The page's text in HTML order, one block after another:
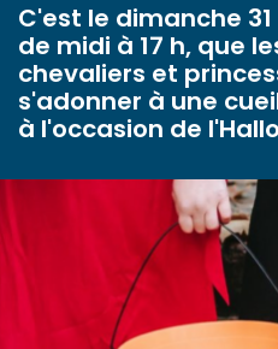
C'est le dimanche
de midi à 17 h, que
chevaliers et
s'adonner à une
à l'occasion de